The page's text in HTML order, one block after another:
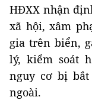
HĐXX nhận
xã hội, xâm
gia trên biển,
lý, kiểm soát
nguy cơ bị
ngoài.